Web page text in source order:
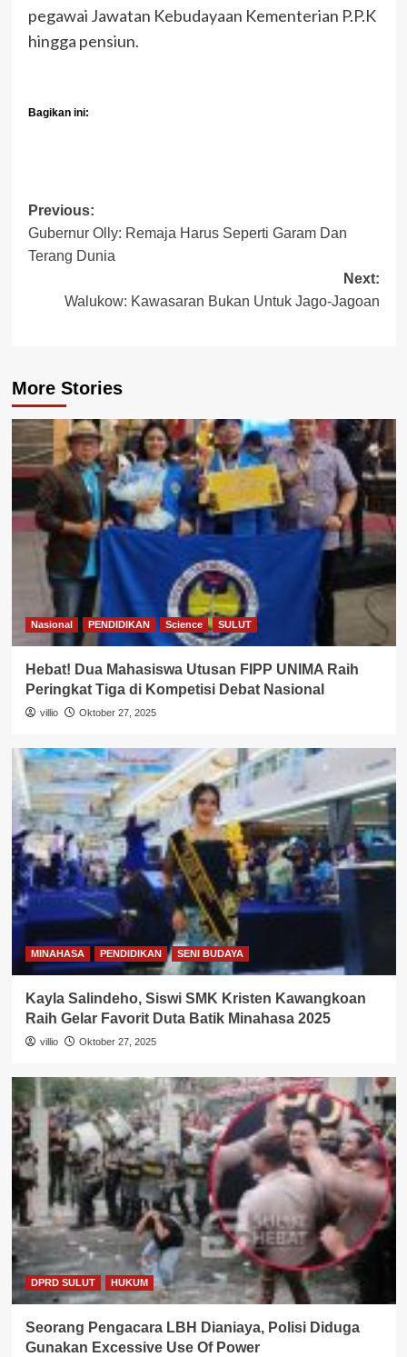
pegawai Jawatan Kebudayaan Kementerian P.P.K
hingga pensiun.
Bagikan ini:
Post
navigation
Previous:
Gubernur Olly: Remaja Harus Seperti Garam Dan
Terang Dunia
Next:
Walukow: Kawasaran Bukan Untuk Jago-Jagoan
More Stories
Nasional PENDIDIKAN Science SULUT
Hebat! Dua Mahasiswa Utusan FIPP UNIMA Raih
Peringkat Tiga di Kompetisi Debat Nasional
villio Oktober 27, 2025
MINAHASA PENDIDIKAN SENI BUDAYA
Kayla Salindeho, Siswi SMK Kristen Kawangkoan
Raih Gelar Favorit Duta Batik Minahasa 2025
villio Oktober 27, 2025
DPRD SULUT HUKUM
Seorang Pengacara LBH Dianiaya, Polisi Diduga
Gunakan Excessive Use Of Power